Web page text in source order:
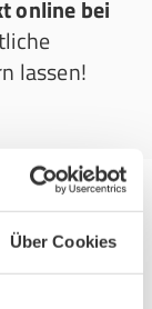
Über Cookies
online bei
lassen!